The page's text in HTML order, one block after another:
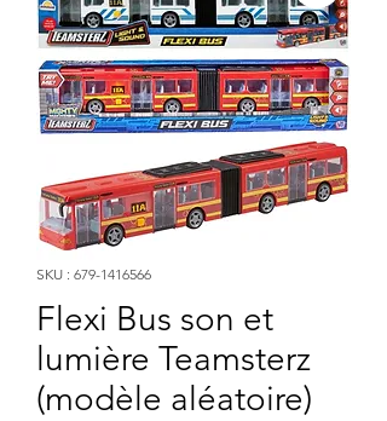
SKU : 679-1416566
Flexi Bus son et
lumière Teamsterz
(modèle aléatoire)